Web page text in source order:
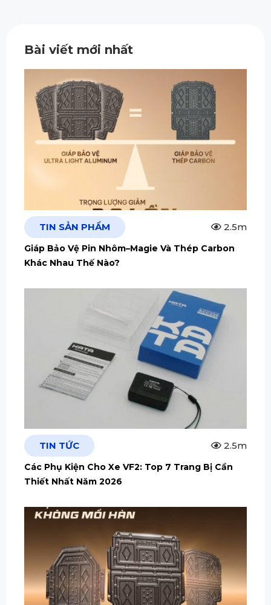
Bài viết mới nhất
TIN SẢN PHẨM 2.5m
Giáp Bảo Vệ Pin Nhôm–Magie Và Thép Carbon
Khác Nhau Thế Nào?
TIN TỨC 2.5m
Các Phụ Kiện Cho Xe VF2: Top 7 Trang Bị Cần
Thiết Nhất Năm 2026